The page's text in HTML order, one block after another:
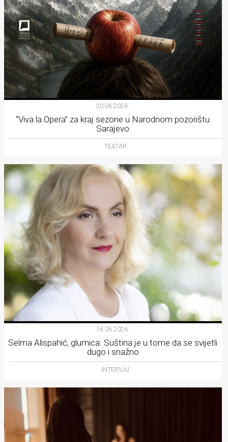
20.06.2026.
“Viva la Opera” za kraj sezone u Narodnom pozorištu
Sarajevo
TEATAR
16.06.2026.
Selma Alispahić, glumica: Suština je u tome da se svijetli
dugo i snažno
INTERVJU